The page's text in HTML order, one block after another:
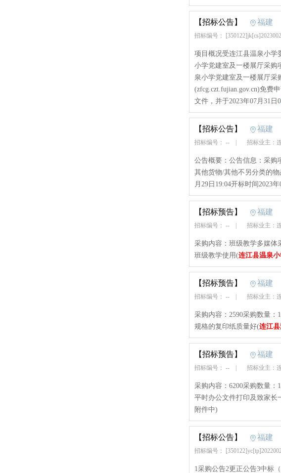
【招标公告】 福建
招标编号： [350122]jk[cs]2023002
项目概况受连江县温泉小
小学党建室及一楼展厅采购
泉小学党建室及一楼展厅采
(zfcg.czt.fujian.gov.cn)免费
文件，并于2023年07月31日
【招标公告】 福建
招标编号： -- 招标业主：
公告概要：公告信息：采购
其他货物/其他不另分类的
月29日19:04开标时间2023
【招标预告】 福建
招标编号： -- 招标业主：
采购内容：班级教学多媒体
班级教学使用(连江县温泉
【招标预告】 福建
招标编号： -- 招标业主：
采购内容：2590采购数量
规格的复印纸质量好(连江
【招标预告】 福建
招标编号： -- 招标业主：
采购内容：6200采购数量
平时办公文件打印及致家长
附件中)
【招标公告】 福建
招标编号：
1采购公告2更正公告3中标